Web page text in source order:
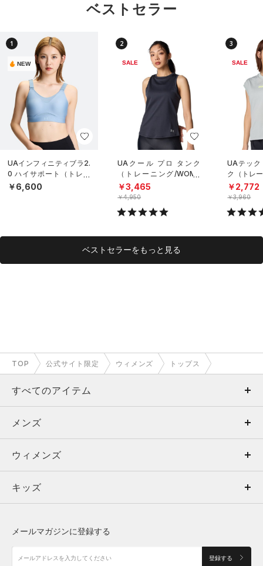
ベストセラー
1
NEW
UAインフィニティブラ2.
0 ハイサポート（トレー
ニング/WOMEN）
￥6,600
2
SALE
UAクール プロ タンク
（トレーニング/WOME
N）
￥3,465
￥4,950
3
SALE
UAテック
ク（トレ
N）
￥2,772
￥3,960
ベストセラーをもっと見る
TOP 公式サイト限定 ウィメンズ トップス
すべてのアイテム
メンズ
ウィメンズ
キッズ
アクセサリー
メンズ
トップス
ボトムス
アクセサリー
ウィメンズ
トップス
シューズ
キッズ
メールマガジンに登録する
登録する